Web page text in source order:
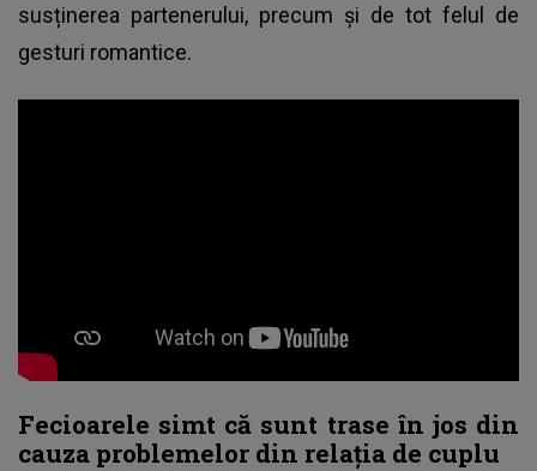
susținerea partenerului, precum și de tot felul de
gesturi romantice.
Fecioarele simt că sunt trase în jos din
cauza problemelor din relația de cuplu